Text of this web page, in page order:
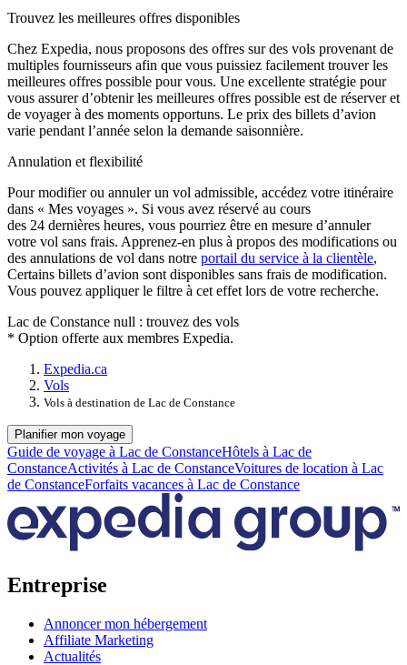
Trouvez les meilleures offres disponibles
Chez Expedia, nous proposons des offres sur des vols provenant de
multiples fournisseurs afin que vous puissiez facilement trouver les
meilleures offres possible pour vous. Une excellente stratégie pour
vous assurer d’obtenir les meilleures offres possible est de réserver et
de voyager à des moments opportuns. Le prix des billets d’avion
varie pendant l’année selon la demande saisonnière.
Annulation et flexibilité
Pour modifier ou annuler un vol admissible, accédez votre itinéraire
dans « Mes voyages ». Si vous avez réservé au cours
des 24 dernières heures, vous pourriez être en mesure d’annuler
votre vol sans frais. Apprenez-en plus à propos des modifications ou
des annulations de vol dans notre portail du service à la clientèle,
Certains billets d’avion sont disponibles sans frais de modification.
Vous pouvez appliquer le filtre à cet effet lors de votre recherche.
Lac de Constance null : trouvez des vols
* Option offerte aux membres Expedia.
Expedia.ca
Vols
Vols à destination de Lac de Constance
Planifier mon voyage
Guide de voyage à Lac de ConstanceHôtels à Lac de
ConstanceActivités à Lac de ConstanceVoitures de location à Lac
de ConstanceForfaits vacances à Lac de Constance
Entreprise
Annoncer mon hébergement
Affiliate Marketing
Actualités